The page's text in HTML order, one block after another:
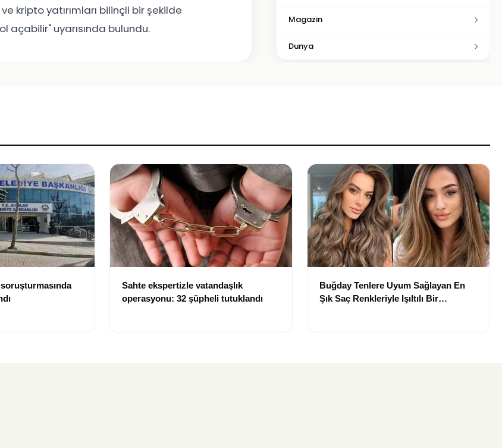
kripto yatırımları bilinçli bir şekilde
açabilir" uyarısında bulundu.
Magazin
Dunya
Sahte ekspertizle vatandaşlık
operasyonu: 32 şüpheli tutuklandı
Buğday Tenlere Uyum Sağlayan En
Şık Saç Renkleriyle Işıltılı Bir